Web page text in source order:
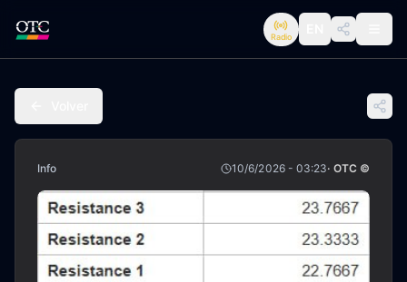
Radio
Info 10/6/2026 - 03:23· OTC ©